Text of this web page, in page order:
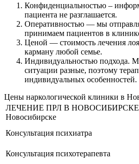
Конфиденциальностью –
пациента не разглашается.
Оперативностью — мы
принимаем пациентов в
Ценой — стоимость лечения
карману любой семье.
Индивидуальностью подхода.
ситуации разные, поэтому
индивидуальных особенностей.
Цены наркологической клиники в
ЛЕЧЕНИЕ ПРЛ В НОВОСИБИРСКЕ
Новосибирске
Консультация психиатра
Консультация психотерапевта